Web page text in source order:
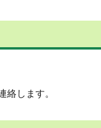
します。